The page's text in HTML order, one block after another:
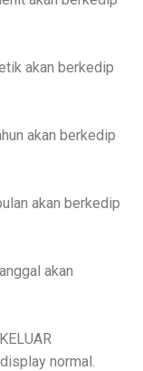
akan berkedip
akan berkedip
akan berkedip
akan
normal.